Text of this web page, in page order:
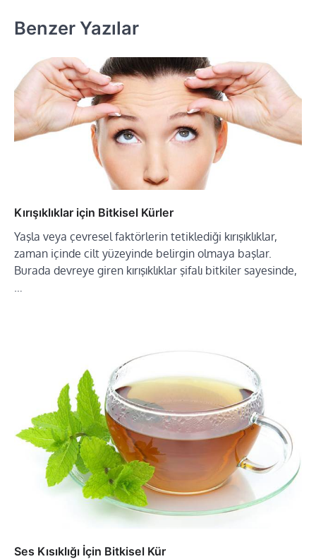
Benzer Yazılar
Kırışıklıklar için Bitkisel Kürler
Yaşla veya çevresel faktörlerin tetiklediği kırışıklıklar,
zaman içinde cilt yüzeyinde belirgin olmaya başlar.
Burada devreye giren kırışıklıklar şifalı bitkiler sayesinde,
…
Ses Kısıklığı İçin Bitkisel Kür